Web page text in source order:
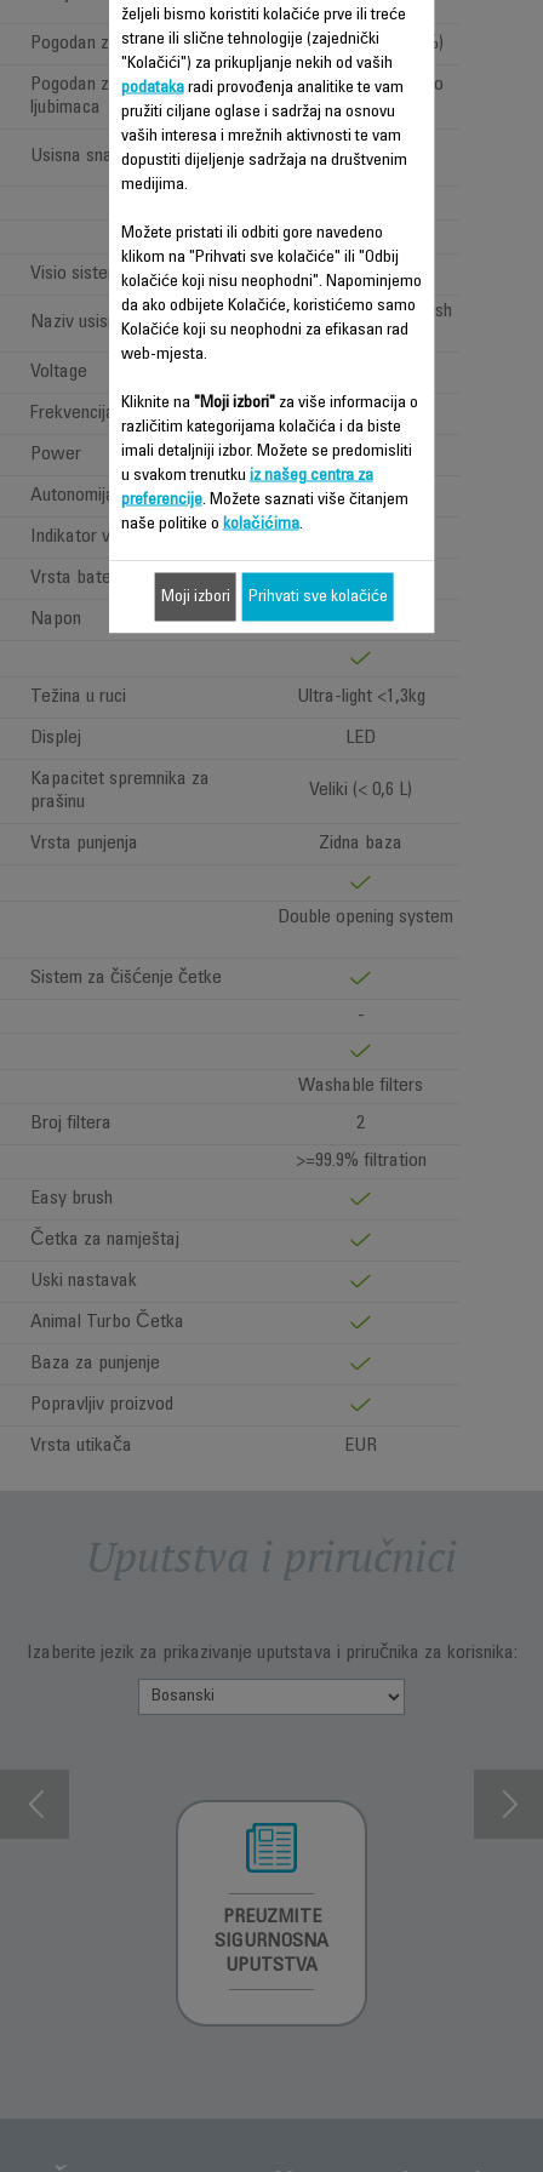
poručja
Pogodan za alergične osobe
Da (filtracija < 99,9 %)
Pogodan za vlasnike kućnih
ljubimaca
Da (sa Animal Turbo
četkom)
Usisna snaga (Air Watt)
High performance
(>100 <150AW)
2
Visio sistem: "LED rasvjeta"
Naziv usisne glave
All types of floor brush
Voltage
Frekvencija 50-60 Hz
Power Power < 1 W
Autonomija Dugo (40min - 1h)
Indikator vremena rada Battery indicator
Vrsta baterije Litijumski joni
Napon 18.5V
Težina u ruci Ultra-light <1,3kg
Displej LED
Kapacitet spremnika za
prašinu
Veliki (< 0,6 L)
Vrsta punjenja Zidna baza
Double opening system
Sistem za čišćenje četke
-
Washable filters
Broj filtera
2
>=99.9% filtration
Easy brush
Četka za namještaj
Uski nastavak
Animal Turbo Četka
Baza za punjenje
Popravljiv proizvod
Vrsta utikača EUR
Uputstva i priručnici
Izaberite jezik za prikazivanje uputstava i priručnika za korisnika:
PREUZMITE
SIGURNOSNA
UPUTSTVA
željeli bismo koristiti kolačiće prve ili treće
strane ili slične tehnologije (zajednički
"Kolačići") za prikupljanje nekih od vaših
podatakaradi provođenja analitike te vam
pružiti ciljane oglase i sadržaj na osnovu
vaših interesa i mrežnih aktivnosti te vam
dopustiti dijeljenje sadržaja na društvenim
medijima.
Možete pristati ili odbiti gore navedeno
klikom na "Prihvati sve kolačiće" ili "Odbij
kolačiće koji nisu neophodni". Napominjemo
da ako odbijete Kolačiće, koristićemo samo
Kolačiće koji su neophodni za efikasan rad
web-mjesta.
Kliknite na "Moji izbori"za više informacija o
različitim kategorijama kolačića i da biste
imali detaljniji izbor. Možete se predomisliti
u svakom trenutku iz našeg centra za
preferencije. Možete saznati više čitanjem
naše politike o kolačićima.
Moji izbori Prihvati sve kolačiće